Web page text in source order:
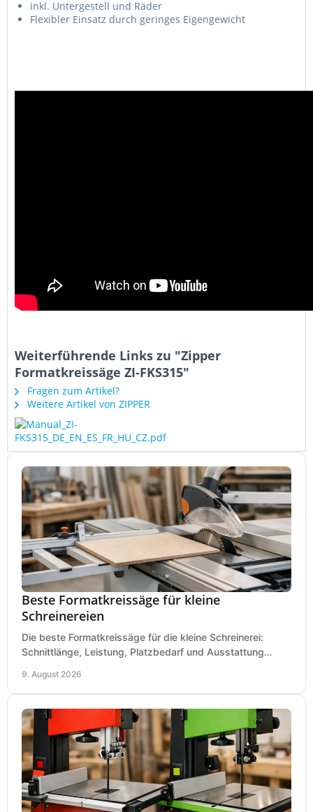
inkl. Untergestell und Räder
Flexibler Einsatz durch geringes Eigengewicht
Weiterführende Links zu "Zipper
Formatkreissäge ZI-FKS315"
Fragen zum Artikel?
Weitere Artikel von ZIPPER
Beste Formatkreissäge für kleine
Schreinereien
Die beste Formatkreissäge für die kleine Schreinerei:
Schnittlänge, Leistung, Platzbedarf und Ausstattung
9. August 2026